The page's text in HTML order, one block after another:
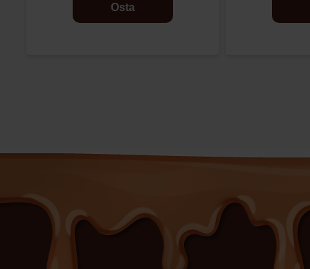
Osta